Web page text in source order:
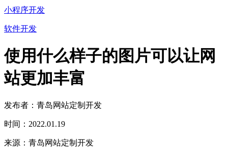
小程序开发
软件开发
使用什么样子的图片可以让网
站更加丰富
发布者：青岛网站定制开发
时间：2022.01.19
来源：青岛网站定制开发